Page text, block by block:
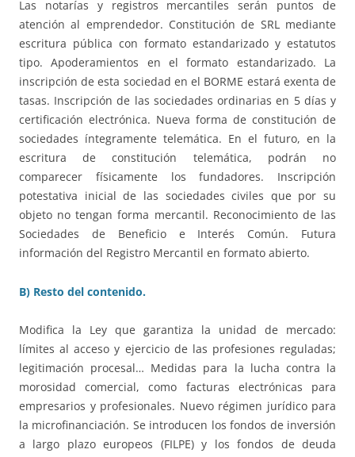
Las notarías y registros mercantiles serán puntos de
atención al emprendedor. Constitución de SRL mediante
escritura pública con formato estandarizado y estatutos
tipo. Apoderamientos en el formato estandarizado. La
inscripción de esta sociedad en el BORME estará exenta de
tasas. Inscripción de las sociedades ordinarias en 5 días y
certificación electrónica. Nueva forma de constitución de
sociedades íntegramente telemática. En el futuro, en la
escritura de constitución telemática, podrán no
comparecer físicamente los fundadores. Inscripción
potestativa inicial de las sociedades civiles que por su
objeto no tengan forma mercantil. Reconocimiento de las
Sociedades de Beneficio e Interés Común. Futura
información del Registro Mercantil en formato abierto.
B) Resto del contenido.
Modifica la Ley que garantiza la unidad de mercado:
límites al acceso y ejercicio de las profesiones reguladas;
legitimación procesal… Medidas para la lucha contra la
morosidad comercial, como facturas electrónicas para
empresarios y profesionales. Nuevo régimen jurídico para
la microfinanciación. Se introducen los fondos de inversión
a largo plazo europeos (FILPE) y los fondos de deuda